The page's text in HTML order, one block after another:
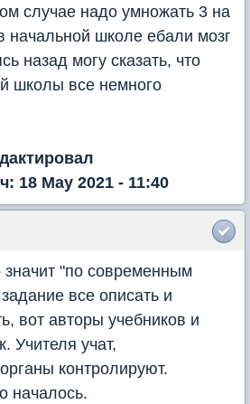
случае надо умножать 3 на
начальной школе ебали мозг
назад могу сказать, что
школы все немного
18 May 2021 - 11:40
значит "по современным
все описать и
вот авторы учебников и
Учителя учат,
контролируют.
началось.